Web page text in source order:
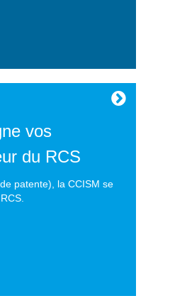
vos
du RCS
patente), la CCISM se